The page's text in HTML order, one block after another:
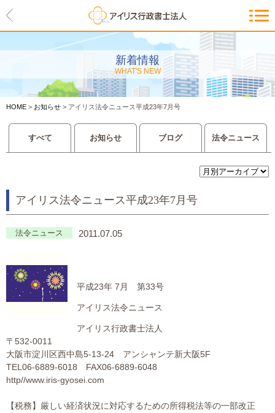
新着情報
WHAT'S NEW
HOME > お知らせ > アイリス法令ニュース平成23年7月号
すべて お知らせ ブログ 法令ニュース
アイリス法令ニュース平成23年7月号
法令ニュース 2011.07.05
平成23年 7月 第33号
アイリス法令ニュース
アイリス行政書士法人
〒532-0011
大阪市淀川区西中島5-13-24 アンシャンテ新大阪5F
TEL06-6889-6018 FAX06-6889-6048
http//www.iris-gyosei.com
【税務】厳しい経済状況に対応するための所得税法等の一部改正
HOME
アイリスの紹介
代表ご挨拶・経営理念・アイリス
のお約束
会社概要・アクセスマップ
サービス一覧
入管等外国人各種手続き
建設業許可申請
大切な書類作成サポート
費用の目安
お客様の声